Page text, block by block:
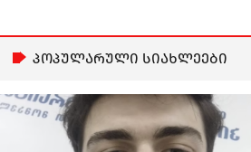
პოპულარული სიახლეები